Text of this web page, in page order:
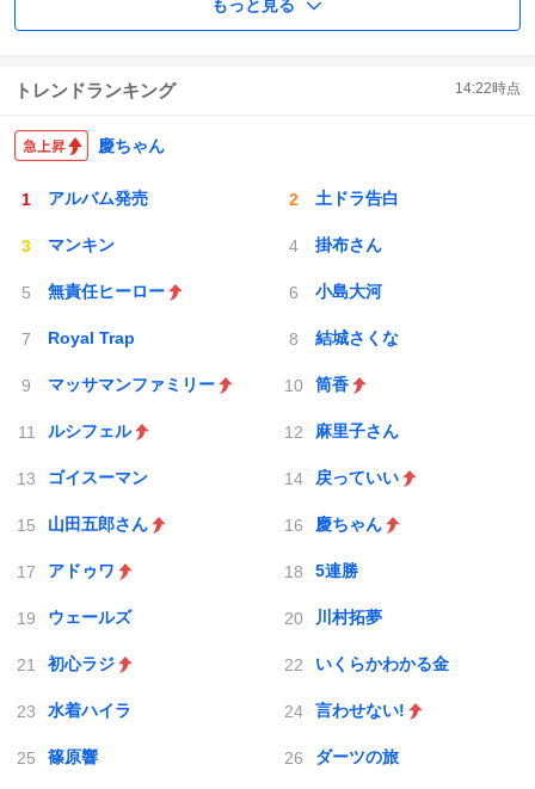
もっと見る
トレンドランキング 14:22時点
慶ちゃん
アルバム発売 土ドラ告白
マンキン 掛布さん
無責任ヒーロー 小島大河
Royal Trap 結城さくな
マッサマンファミリー 筒香
ルシフェル 麻里子さん
ゴイスーマン 戻っていい
山田五郎さん 慶ちゃん
アドゥワ 5連勝
ウェールズ 川村拓夢
初心ラジ いくらかわかる金
水着ハイラ 言わせない!
篠原響 ダーツの旅